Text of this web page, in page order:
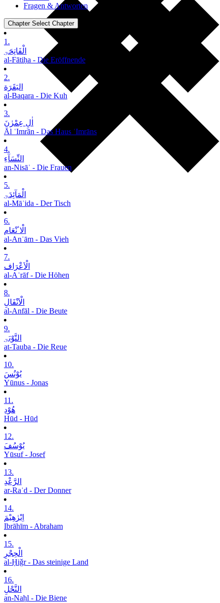
Fragen & Antworten
Chapter Select Chapter
1.
الْفَاتِحَۃِ
al-Fātiḥa - Die Eröffnende
2.
البَقَرَة
al-Baqara - Die Kuh
3.
اٰلِ عِمْرٰنَ
Āl ʿImrān - Das Haus ʿImrāns
4.
النِّسَآءِ
an-Nisāʾ - Die Frauen
5.
الْمَآئِدَۃِ
al-Māʾida - Der Tisch
6.
الْاٴنْعَام
al-Anʿām - Das Vieh
7.
الْاَعْرَاف
al-Aʿrāf - Die Höhen
8.
الْاَنْفَالِ
al-Anfāl - Die Beute
9.
التَّوْبَۃِ
at-Tauba - Die Reue
10.
یُوْنُسَ
Yūnus - Jonas
11.
ھُوْدِ
Hūd - Hūd
12.
یُوْسُفَ
Yūsuf - Josef
13.
الرَّعْدِ
ar-Raʿd - Der Donner
14.
اِبْرٰھِیْمَ
Ibrāhīm - Abraham
15.
الْحِجْرِ
al-Ḥiǧr - Das steinige Land
16.
النَّحْلِ
an-Naḥl - Die Biene